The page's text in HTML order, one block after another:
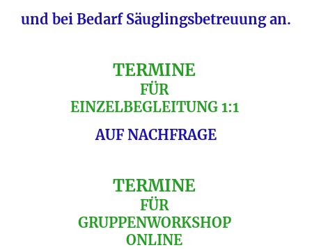
und bei Bedarf Säuglingsbetreuung an.
TERMINE
FÜR
EINZELBEGLEITUNG 1:1
AUF NACHFRAGE
TERMINE
FÜR
GRUPPENWORKSHOP
ONLINE